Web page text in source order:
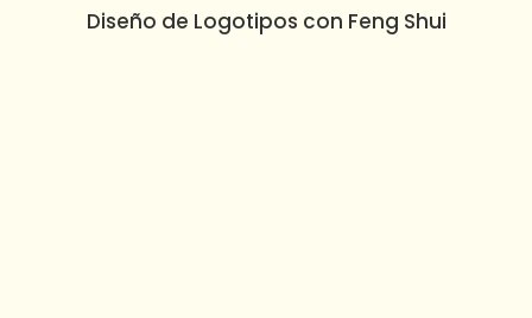
Diseño de Logotipos con Feng Shui